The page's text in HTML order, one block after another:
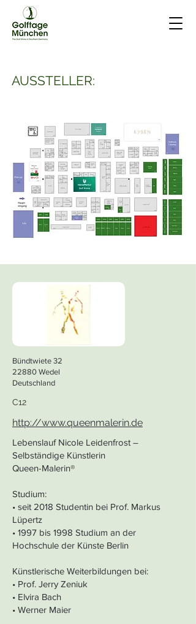
AUSSTELLER:
Bündtwiete 32
22880 Wedel
Deutschland
C12
http://www.queenmalerin.de
Lebenslauf Nicole Leidenfrost –
Selbständige Künstlerin
Queen-Malerin®
Studium:
• seit 2018 Studentin bei Prof. Markus
Lüpertz
• 1997 bis 1998 Studium an der
Hochschule der Künste Berlin
Künstlerische Weiterbildungen bei:
• Prof. Jerry Zeniuk
• Elvira Bach
• Werner Maier